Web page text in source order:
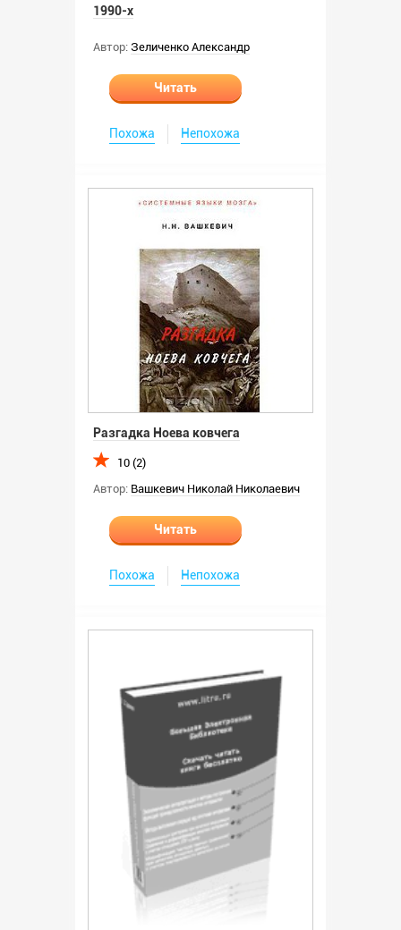
1990-х
Автор: Зеличенко Александр
Читать
Похожа Непохожа
Разгадка Ноева ковчега
10 (2)
Автор: Вашкевич Николай Николаевич
Читать
Похожа Непохожа